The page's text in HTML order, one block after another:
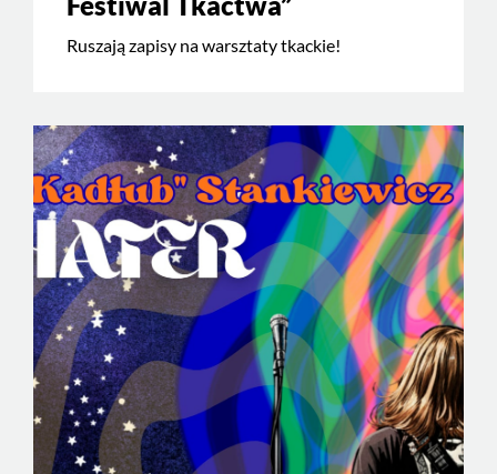
Ruszają zapisy na warsztaty tkackie!